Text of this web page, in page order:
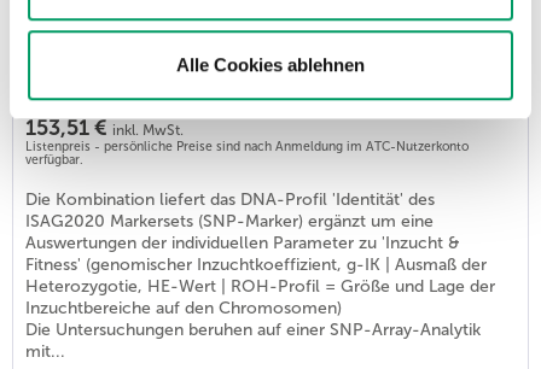
Alle Cookies ablehnen
Basispaket Identität&Inzucht&Fitness HUND
153,51 € inkl. MwSt.
Listenpreis - persönliche Preise sind nach Anmeldung im ATC-Nutzerkonto
verfügbar.
Die Kombination liefert das DNA-Profil 'Identität' des
ISAG2020 Markersets (SNP-Marker) ergänzt um eine
Auswertungen der individuellen Parameter zu 'Inzucht &
Fitness' (genomischer Inzuchtkoeffizient, g-IK | Ausmaß der
Heterozygotie, HE-Wert | ROH-Profil = Größe und Lage der
Inzuchtbereiche auf den Chromosomen)
Die Untersuchungen beruhen auf einer SNP-Array-Analytik
mit...